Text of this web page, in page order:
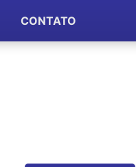
CONTATO